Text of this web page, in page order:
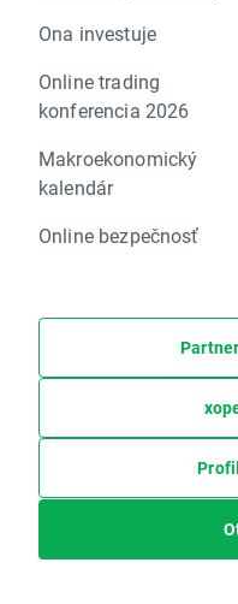
Ona investuje
Online trading
konferencia 2026
Makroekonomický
kalendár
Online bezpečnosť